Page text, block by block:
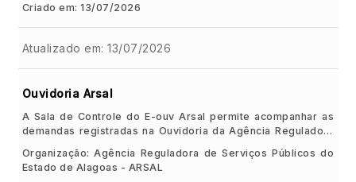
Criado em: 13/07/2026
Atualizado em: 13/07/2026
Ouvidoria Arsal
A Sala de Controle do E-ouv Arsal permite acompanhar as
demandas registradas na Ouvidoria da Agência Reguladora
de solicitações recebidas e verificar o andamento e as
respostas dos atendimentos.
Organização: Agência Reguladora de Serviços Públicos do
Estado de Alagoas - ARSAL